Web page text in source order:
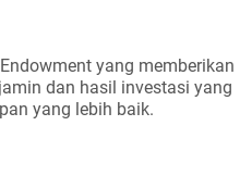
yang memberikan
dan hasil investasi yang
yang lebih baik.